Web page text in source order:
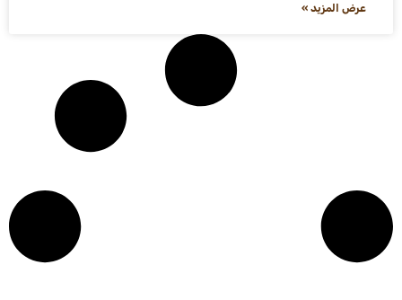
عرض المزيد »